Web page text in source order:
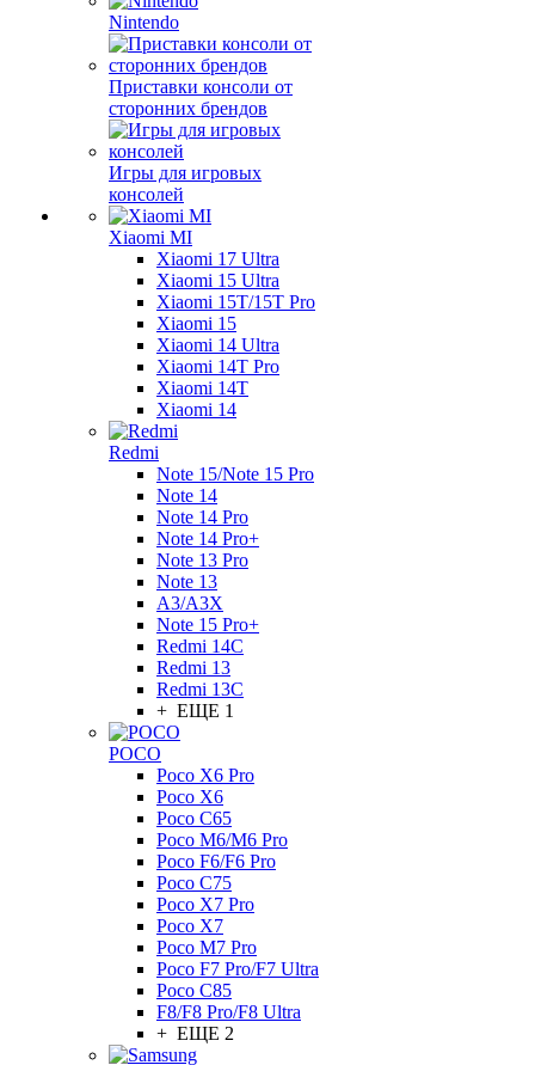
Nintendo
Приставки консоли от
сторонних брендов
Игры для игровых
консолей
Xiaomi MI
Xiaomi 17 Ultra
Xiaomi 15 Ultra
Xiaomi 15T/15T Pro
Xiaomi 15
Xiaomi 14 Ultra
Xiaomi 14T Pro
Xiaomi 14T
Xiaomi 14
Redmi
Note 15/Note 15 Pro
Note 14
Note 14 Pro
Note 14 Pro+
Note 13 Pro
Note 13
A3/A3X
Note 15 Pro+
Redmi 14C
Redmi 13
Redmi 13C
+ ЕЩЕ 1
POCO
Poco X6 Pro
Poco X6
Poco C65
Poco M6/M6 Pro
Poco F6/F6 Pro
Poco C75
Poco X7 Pro
Poco X7
Poco M7 Pro
Poco F7 Pro/F7 Ultra
Poco C85
F8/F8 Pro/F8 Ultra
+ ЕЩЕ 2